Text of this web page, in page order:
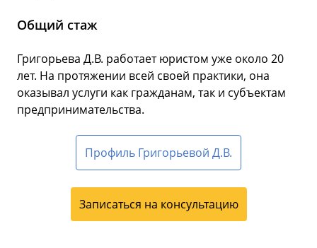
Общий стаж
Григорьева Д.В. работает юристом уже около 20
лет. На протяжении всей своей практики, она
оказывал услуги как гражданам, так и субъектам
предпринимательства.
Профиль Григорьевой Д.В.
Записаться на консультацию